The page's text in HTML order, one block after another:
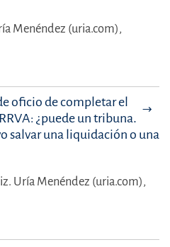
Menéndez (uria.com),
oficio de completar el
¿puede un tribunal
salvar una liquidación o una
Uría Menéndez (uria.com),